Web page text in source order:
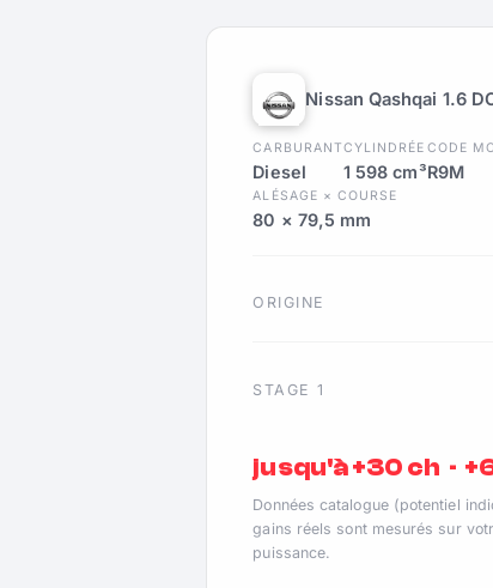
Nissan Qashqai 1.6
CARBURANT
Diesel
CYLINDRÉE
1 598 cm³
CODE
R9M
ALÉSAGE × COURSE
80 × 79,5 mm
ORIGINE
STAGE 1
jusqu'à +30 ch ·
Données catalogue (potentiel
gains réels sont mesurés sur
puissance.